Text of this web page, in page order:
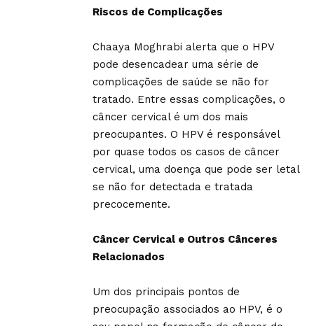
Riscos de Complicações
Chaaya Moghrabi alerta que o HPV
pode desencadear uma série de
complicações de saúde se não for
tratado. Entre essas complicações, o
câncer cervical é um dos mais
preocupantes. O HPV é responsável
por quase todos os casos de câncer
cervical, uma doença que pode ser letal
se não for detectada e tratada
precocemente.
Câncer Cervical e Outros Cânceres
Relacionados
Um dos principais pontos de
preocupação associados ao HPV, é o